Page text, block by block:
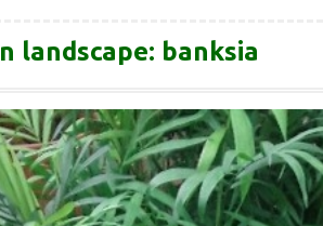
landscape: banksia